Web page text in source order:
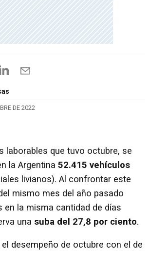
DE 2022
laborables que tuvo octubre, se
la Argentina 52.415 vehículos
livianos). Al confrontar este
mismo mes del año pasado
en la misma cantidad de días
una suba del 27,8 por ciento.
desempeño de octubre con el de